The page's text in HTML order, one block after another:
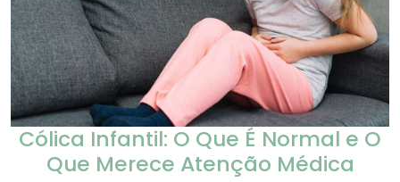
Cólica Infantil: O Que É Normal e O
Que Merece Atenção Médica